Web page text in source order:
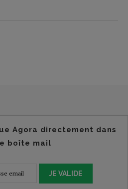
Agora directement dans
boîte mail
JE VALIDE